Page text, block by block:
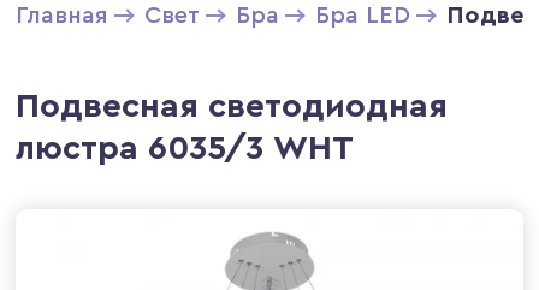
Главная Свет Бра Бра LED
Подвесная светодиодная
люстра 6035/3 WHT